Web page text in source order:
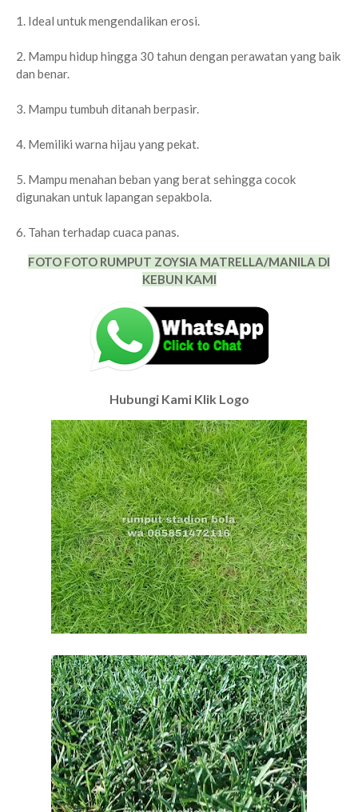
1. Ideal untuk mengendalikan erosi.
2. Mampu hidup hingga 30 tahun dengan perawatan yang baik
dan benar.
3. Mampu tumbuh ditanah berpasir.
4. Memiliki warna hijau yang pekat.
5. Mampu menahan beban yang berat sehingga cocok
digunakan untuk lapangan sepakbola.
6. Tahan terhadap cuaca panas.
FOTO FOTO RUMPUT ZOYSIA MATRELLA/MANILA DI
KEBUN KAMI
Hubungi Kami Klik Logo